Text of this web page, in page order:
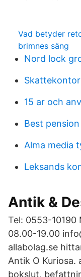
Vad betyder
brimnes säng
Nord lock
15 ar och
Best
Alma media
Leksands
Antik &
Tel: 0553-10190
08.00-19.00
allabolag.se
Antik O Kuriosa.
bokslut,